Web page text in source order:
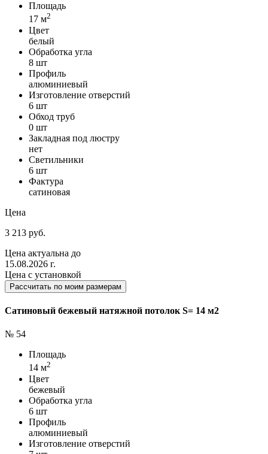
Площадь
17 м2
Цвет
белый
Обработка угла
8 шт
Профиль
алюминиевый
Изготовление отверстий
6 шт
Обход труб
0 шт
Закладная под люстру
нет
Светильники
6 шт
Фактура
сатиновая
Цена
3 213 руб.
Цена актуальна до
15.08.2026 г.
Цена с установкой
Рассчитать по моим размерам
Сатиновый бежевый натяжной потолок S= 14 м2
№ 54
Площадь
14 м2
Цвет
бежевый
Обработка угла
6 шт
Профиль
алюминиевый
Изготовление отверстий